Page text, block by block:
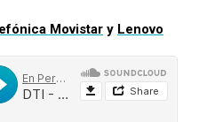
Movistar y Lenovo